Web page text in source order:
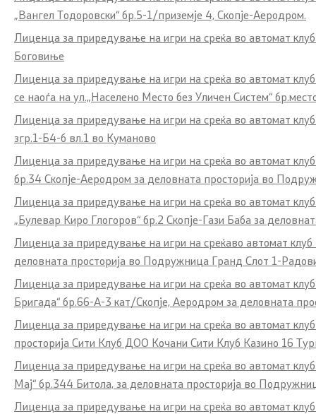
Public Investment Management
„Вангел Тодоровски“ бр.5-1/приземје 4, Скопје-Аеродром.
Лиценца за приредување на игри на среќа во автомат
Боговиње
Лиценца за приредување на игри на среќа во автомат
се наоѓа на ул.„Населено Место без Уличен Систем“
Лиценца за приредување на игри на среќа во автомат
згр.1-Б4-б вл.1 во Куманово
Лиценца за приредување на игри на среќа во автомат
бр.34 Скопје-Аеродром за деловната просторија во
Лиценца за приредување на игри на среќа во автомат
„Булевар Киро Глогоров“ бр.2 Скопје-Гази Баба за
Лиценца за приредување на игри на среќаво автомат
деловната просторија во Подружница Гранд Слот 1-
Лиценца за приредување на игри на среќа во автомат
Бригада“ бр.66-А-3 кат/Скопје, Аеродром за деловната
Лиценца за приредување на игри на среќа во автомат
просторија Сити Клуб ДОО Кочани Сити Клуб Казино 16
Лиценца за приредување на игри на среќа во автомат
Мај“ бр.344 Битола, за деловната просторија во
Лиценца за приредување на игри на среќа во автомат